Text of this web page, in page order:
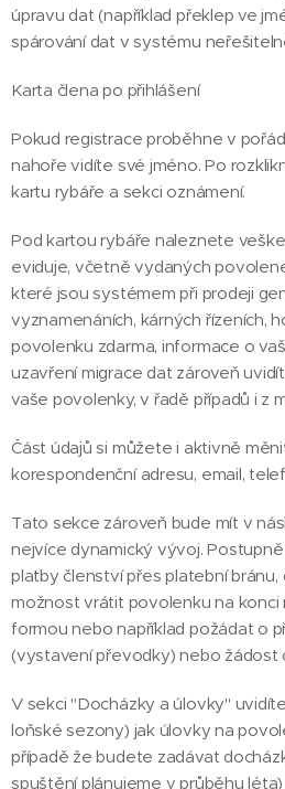
úpravu dat (například překlep ve
spárování dat v systému
Karta člena po přihlášení
Pokud registrace proběhne v
nahoře vidíte své jméno. Po
kartu rybáře a sekci oznámení.
Pod kartou rybáře naleznete
eviduje, včetně vydaných
které jsou systémem při prodeji
vyznamenáních, kárných řízeních,
povolenku zdarma, informace o
uzavření migrace dat zároveň
vaše povolenky, v řadě případů i z
Část údajů si můžete i aktivně
korespondenční adresu, email,
Tato sekce zároveň bude mít v
nejvíce dynamický vývoj.
platby členství přes platební
možnost vrátit povolenku na konci
formou nebo například požádat o
(vystavení převodky) nebo žádost
V sekci "Docházky a úlovky"
loňské sezony) jak úlovky na
případě že budete zadávat
spuštění plánujeme v průběhu